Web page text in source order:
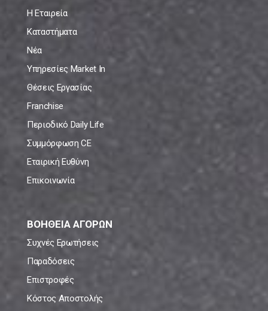
Η Εταιρεία
Καταστήματα
Νέα
Υπηρεσίες Market In
Θέσεις Εργασίας
Franchise
Περιοδικό Daily Life
Συμμόρφωση CE
Εταιρική Ευθύνη
Επικοινωνία
ΒΟΗΘΕΙΑ ΑΓΟΡΩΝ
Συχνές Ερωτήσεις
Παραδόσεις
Επιστροφές
Κόστος Αποστολής